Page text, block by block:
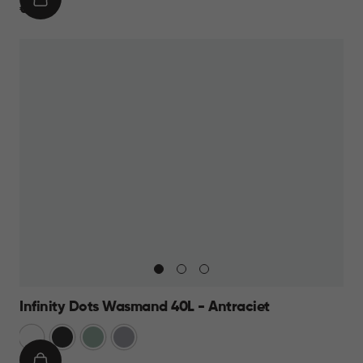
€
€ 19,95
IN
Infinity Dots Wasmand 40L - Antraciet
Donkergrijs
GroenLicht